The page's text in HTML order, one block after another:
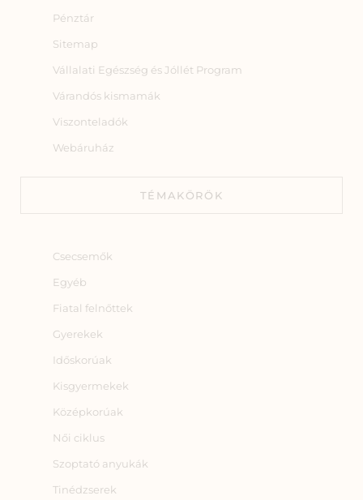
Pénztár
Sitemap
Vállalati Egészség és Jóllét Program
Várandós kismamák
Viszonteladók
Webáruház
TÉMAKÖRÖK
Csecsemők
Egyéb
Fiatal felnőttek
Gyerekek
Időskorúak
Kisgyermekek
Középkorúak
Női ciklus
Szoptató anyukák
Tinédzserek